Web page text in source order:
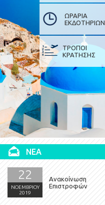
ΩΡΑΡΙΑ
ΕΚΔΟΤΗΡΙΩΝ
ΤΡΟΠΟΙ
ΚΡΑΤΗΣΗΣ
ΝΕΑ
22
ΝΟΕΜΒΡΙΟΥ
2019
Ανακοίνωση
Επιστροφών